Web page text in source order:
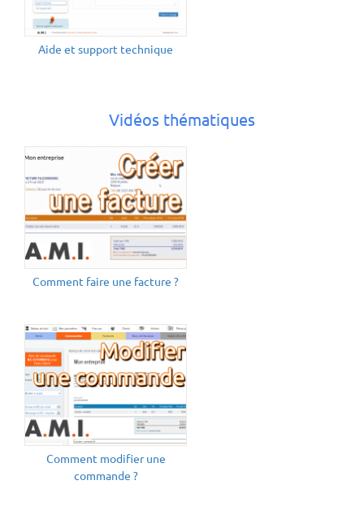
Aide et support technique
Vidéos thématiques
Comment faire une facture ?
Comment modifier une
commande ?